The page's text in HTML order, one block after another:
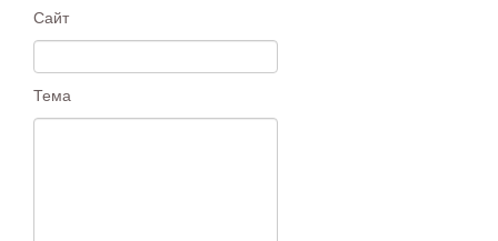
Сайт
Тема